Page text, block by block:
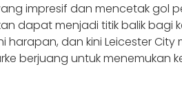
impresif dan mencetak gol
dapat menjadi titik balik bagi
harapan, dan kini Leicester
berjuang untuk menemukan